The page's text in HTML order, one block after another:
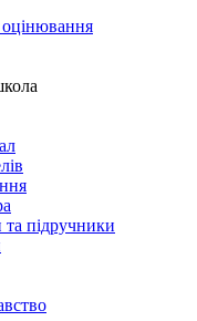
та підручники